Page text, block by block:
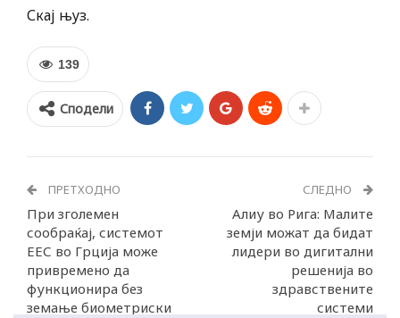
Скај њуз.
139
Сподели
ПРЕТХОДНО
При зголемен
сообраќај, системот
ЕЕС во Грција може
привремено да
функционира без
земање биометриски
СЛЕДНО
Алиу во Рига: Малите
земји можат да бидат
лидери во дигитални
решенија во
здравствените
системи